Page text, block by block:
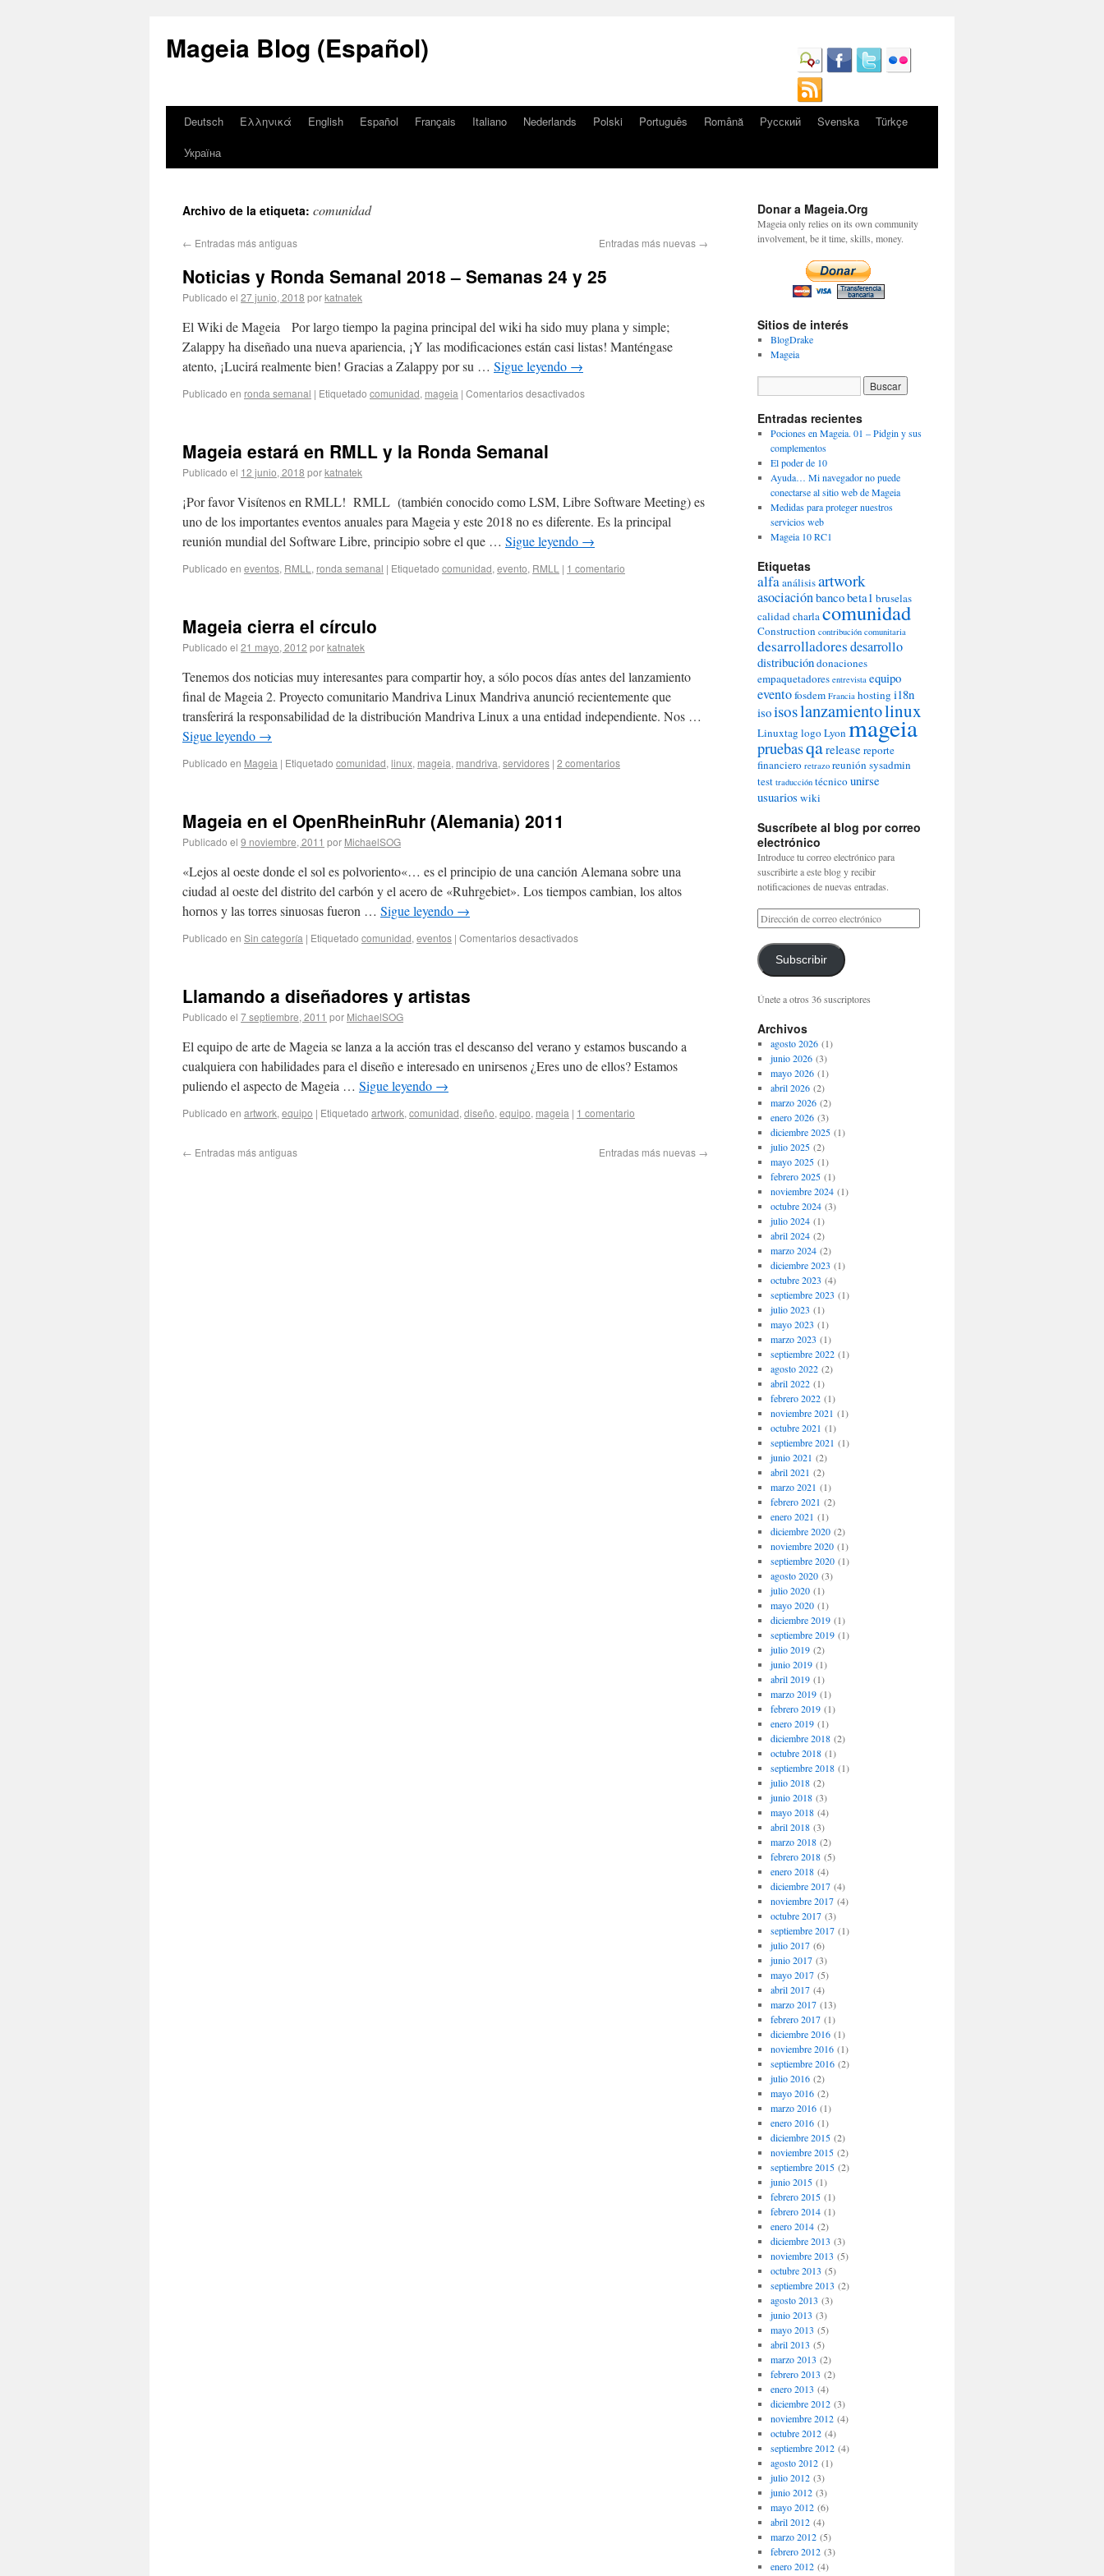
Mageia Blog (Español)
Deutsch Ελληνικά English Español Français Italiano Nederlands Polski Português Română Русский Svenska
Türkçe
Україна
Archivo de la etiqueta: comunidad
← Entradas más antiguas Entradas más nuevas →
Noticias y Ronda Semanal 2018 – Semanas 24 y 25
Publicado el 27 junio, 2018 porkatnatek
El Wiki de Mageia Por largo tiempo la pagina principal del wiki ha sido muy plana y simple;
Zalappy ha diseñado una nueva apariencia, ¡Y las modificaciones están casi listas! Manténgase
atento, ¡Lucirá realmente bien! Gracias a Zalappy por su … Sigue leyendo →
Publicado en ronda semanal | Etiquetado comunidad, mageia | Comentarios desactivados
Mageia estará en RMLL y la Ronda Semanal
Publicado el 12 junio, 2018 porkatnatek
¡Por favor Visítenos en RMLL! RMLL (también conocido como LSM, Libre Software Meeting) es
uno de los importantes eventos anuales para Mageia y este 2018 no es diferente. Es la principal
reunión mundial del Software Libre, principio sobre el que … Sigue leyendo →
Publicado en eventos, RMLL , ronda semanal | Etiquetado comunidad, evento, RMLL | 1 comentario
Mageia cierra el círculo
Publicado el 21 mayo, 2012 porkatnatek
Tenemos dos noticias muy interesantes para compartir hoy, a sólo pocos días antes del lanzamiento
final de Mageia 2. Proyecto comunitario Mandriva Linux Mandriva anunció recientemente que
transferirá la responsabilidad de la distribución Mandriva Linux a una entidad independiente. Nos …
Sigue leyendo →
Publicado en Mageia | Etiquetado comunidad, linux, mageia, mandriva, servidores | 2 comentarios
Mageia en el OpenRheinRuhr (Alemania) 2011
Publicado el 9 noviembre, 2011 por MichaelSOG
«Lejos al oeste donde el sol es polvoriento«… es el principio de una canción Alemana sobre una
ciudad al oeste del distrito del carbón y el acero de «Ruhrgebiet». Los tiempos cambian, los altos
hornos y las torres sinuosas fueron … Sigue leyendo →
Publicado en Sin categoría | Etiquetado comunidad, eventos | Comentarios desactivados
Llamando a diseñadores y artistas
Publicado el 7 septiembre, 2011 por MichaelSOG
El equipo de arte de Mageia se lanza a la acción tras el descanso del verano y estamos buscando a
cualquiera con habilidades para el diseño e interesado en unirsenos ¿Eres uno de ellos? Estamos
puliendo el aspecto de Mageia … Sigue leyendo →
Publicado en artwork, equipo | Etiquetado artwork, comunidad, diseño, equipo, mageia | 1 comentario
← Entradas más antiguas Entradas más nuevas →
Donar a Mageia.Org
Mageia only relies on its own community
involvement, be it time, skills, money.
Sitios de interés
BlogDrake
Mageia
Entradas recientes
Pociones en Mageia. 01 – Pidgin y sus
complementos
El poder de 10
Ayuda… Mi navegador no puede
conectarse al sitio web de Mageia
Medidas para proteger nuestros
servicios web
Mageia 10 RC1
Etiquetas
alfaanálisisartwork
asociaciónbancobeta1 bruselas
calidadcharlacomunidad
Construction contribución comunitaria
desarrolladoresdesarrollo
distribucióndonaciones
empaquetadores entrevista equipo
eventofosdem Francia hosting i18n
isoisoslanzamientolinux
Linuxtag logoLyonmageia
pruebasqareleasereporte
financiero retrazo reuniónsysadmin
test traducción técnicounirse
usuarios wiki
Suscríbete al blog por correo
electrónico
Introduce tu correo electrónico para
suscribirte a este blog y recibir
notificaciones de nuevas entradas.
Subscribir
Únete a otros 36 suscriptores
Archivos
agosto 2026(1)
junio 2026(3)
mayo 2026(1)
abril 2026(2)
marzo 2026(2)
enero 2026(3)
diciembre 2025(1)
julio 2025(2)
mayo 2025(1)
febrero 2025(1)
noviembre 2024(1)
octubre 2024(3)
julio 2024(1)
abril 2024(2)
marzo 2024(2)
diciembre 2023 (1)
octubre 2023 (4)
septiembre 2023 (1)
julio 2023 (1)
mayo 2023 (1)
marzo 2023 (1)
septiembre 2022(1)
agosto 2022(2)
abril 2022(1)
febrero 2022(1)
noviembre 2021 (1)
octubre 2021 (1)
septiembre 2021 (1)
junio 2021 (2)
abril 2021 (2)
marzo 2021 (1)
febrero 2021 (2)
enero 2021 (1)
diciembre 2020(2)
noviembre 2020(1)
septiembre 2020(1)
agosto 2020(3)
julio 2020(1)
mayo 2020(1)
diciembre 2019(1)
septiembre 2019(1)
julio 2019(2)
junio 2019(1)
abril 2019(1)
marzo 2019(1)
febrero 2019(1)
enero 2019(1)
diciembre 2018(2)
octubre 2018(1)
septiembre 2018(1)
julio 2018(2)
junio 2018(3)
mayo 2018(4)
abril 2018(3)
marzo 2018(2)
febrero 2018(5)
enero 2018(4)
diciembre 2017(4)
noviembre 2017(4)
octubre 2017(3)
septiembre 2017(1)
julio 2017(6)
junio 2017(3)
mayo 2017(5)
abril 2017(4)
marzo 2017(13)
febrero 2017(1)
diciembre 2016(1)
noviembre 2016(1)
septiembre 2016(2)
julio 2016(2)
mayo 2016(2)
marzo 2016(1)
enero 2016(1)
diciembre 2015(2)
noviembre 2015(2)
septiembre 2015(2)
junio 2015(1)
febrero 2015(1)
febrero 2014(1)
enero 2014(2)
diciembre 2013 (3)
noviembre 2013 (5)
octubre 2013 (5)
septiembre 2013 (2)
agosto 2013 (3)
junio 2013 (3)
mayo 2013 (5)
abril 2013 (5)
marzo 2013 (2)
febrero 2013 (2)
enero 2013 (4)
diciembre 2012(3)
noviembre 2012(4)
octubre 2012(4)
septiembre 2012(4)
agosto 2012(1)
julio 2012(3)
junio 2012(3)
mayo 2012(6)
abril 2012(4)
marzo 2012(5)
febrero 2012(3)
enero 2012(4)